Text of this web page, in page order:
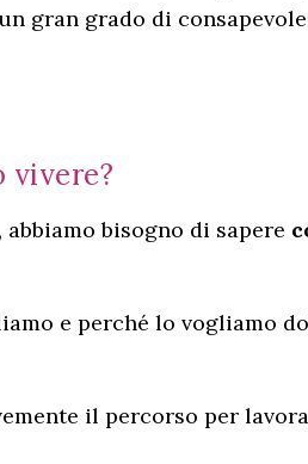
gran grado di
vivere?
bisogno di sapere
e perché lo vogliamo
il percorso per